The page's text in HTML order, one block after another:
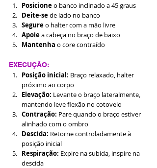
Posicione o banco inclinado a 45 graus
Deite-se de lado no banco
Segure o halter com a mão livre
Apoie a cabeça no braço de baixo
Mantenha o core contraído
EXECUÇÃO:
Posição inicial: Braço relaxado, halter
próximo ao corpo
Elevação: Levante o braço lateralmente,
mantendo leve flexão no cotovelo
Contração: Pare quando o braço estiver
alinhado com o ombro
Descida: Retorne controladamente à
posição inicial
Respiração: Expire na subida, inspire na
descida